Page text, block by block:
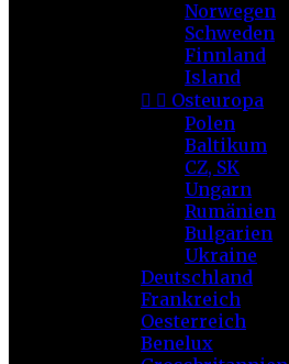
Norwegen
Schweden
Finnland
Island
  Osteuropa
Polen
Baltikum
CZ, SK
Ungarn
Rumänien
Bulgarien
Ukraine
Deutschland
Frankreich
Oesterreich
Benelux